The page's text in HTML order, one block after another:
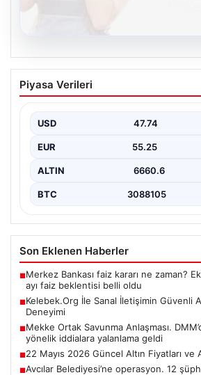
Kelebek.Org İle Sanal
Adresi Ve Sohbet Deneyimi
kurması kritik bir değer ifade
Piyasa Verileri
USD 47.74
EUR 55.25
ALTIN 6660.6
BTC 3088105
Son Eklenen Haberler
■Merkez Bankası faiz kararı ne zaman?
ayı faiz beklentisi belli oldu
■Kelebek.Org İle Sanal İletişimin Güvenli
Deneyimi
■Mekke Ortak Savunma Anlaşması.
yönelik iddialara yalanlama geldi
■22 Mayıs 2026 Güncel Altın Fiyatları ve
■Avcılar Belediyesi’ne operasyon. 12